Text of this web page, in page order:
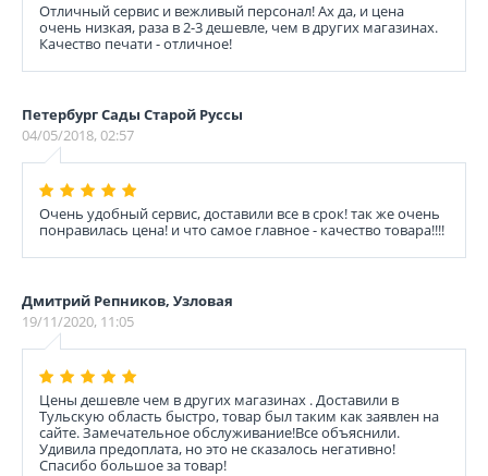
Отличный сервис и вежливый персонал! Ах да, и цена
очень низкая, раза в 2-3 дешевле, чем в других магазинах.
Качество печати - отличное!
Петербург Сады Старой Руссы
04/05/2018, 02:57
Очень удобный сервис, доставили все в срок! так же очень
понравилась цена! и что самое главное - качество товара!!!!
Дмитрий Репников, Узловая
19/11/2020, 11:05
Цены дешевле чем в других магазинах . Доставили в
Тульскую область быстро, товар был таким как заявлен на
сайте. Замечательное обслуживание!Все объяснили.
Удивила предоплата, но это не сказалось негативно!
Спасибо большое за товар!